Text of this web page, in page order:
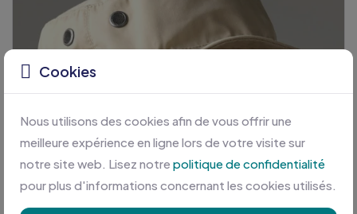
Cookies
Nous utilisons des cookies afin de vous offrir une
meilleure expérience en ligne lors de votre visite sur
notre site web. Lisez notre politique de confidentialité
pour plus d'informations concernant les cookies utilisés.